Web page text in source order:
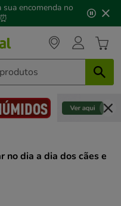
sua encomenda no
⏰
no dia a dia dos cães e